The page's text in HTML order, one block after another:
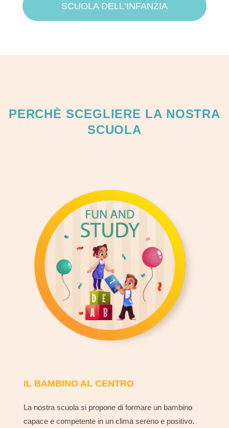
SCUOLA DELL‘INFANZIA
PERCHÈ SCEGLIERE LA NOSTRA
SCUOLA
IL BAMBINO AL CENTRO
La nostra scuola si propone di formare un bambino
capace e competente in un clima sereno e positivo.